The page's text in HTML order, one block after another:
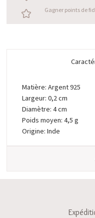
Gagner points de
Matière: Argent 925
Largeur: 0,2 cm
Diamètre: 4 cm
Poids moyen: 4,5 g
Origine: Inde